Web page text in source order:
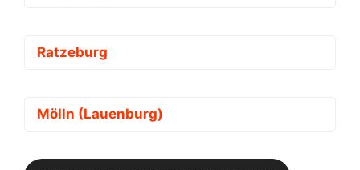
Ratzeburg
Mölln (Lauenburg)